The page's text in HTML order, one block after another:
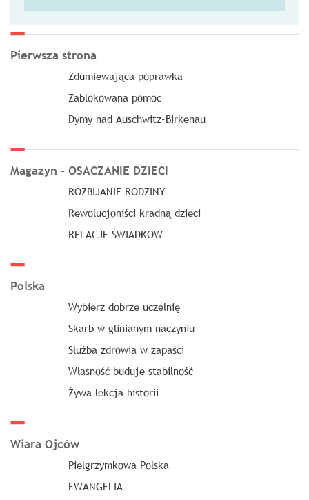
Pierwsza strona
Zdumiewająca poprawka
Zablokowana pomoc
Dymy nad Auschwitz-Birkenau
Magazyn - OSACZANIE DZIECI
ROZBIJANIE RODZINY
Rewolucjoniści kradną dzieci
RELACJE ŚWIADKÓW
Polska
Wybierz dobrze uczelnię
Skarb w glinianym naczyniu
Służba zdrowia w zapaści
Własność buduje stabilność
Żywa lekcja historii
Wiara Ojców
Pielgrzymkowa Polska
EWANGELIA